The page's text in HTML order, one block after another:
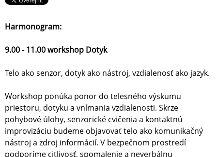
Harmonogram:
9.00 - 11.00 workshop Dotyk
Telo ako senzor, dotyk ako nástroj, vzdialenosť ako jazyk.
Workshop ponúka ponor do telesného výskumu
priestoru, dotyku a vnímania vzdialenosti. Skrze
pohybové úlohy, senzorické cvičenia a kontaktnú
improvizáciu budeme objavovať telo ako komunikačný
nástroj a zdroj informácií. V bezpečnom prostredí
podporíme citlivosť, spomalenie a neverbálnu